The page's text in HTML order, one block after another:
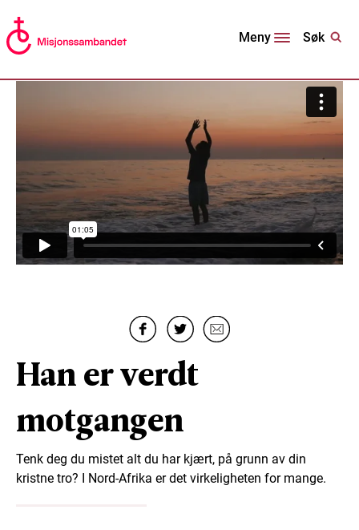
Meny Søk
Han er verdt
motgangen
Tenk deg du mistet alt du har kjært, på grunn av din
kristne tro? I Nord-Afrika er det virkeligheten for mange.